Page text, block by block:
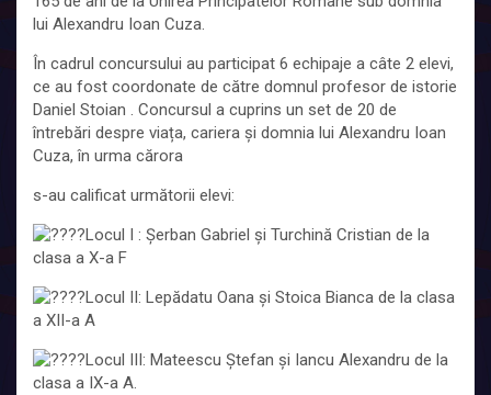
lui Alexandru Ioan Cuza.
În cadrul concursului au participat 6 echipaje a câte 2 elevi,
ce au fost coordonate de către domnul profesor de istorie
Daniel Stoian . Concursul a cuprins un set de 20 de
întrebări despre viața, cariera și domnia lui Alexandru Ioan
Cuza, în urma cărora
s-au calificat următorii elevi:
Locul I : Șerban Gabriel și Turchină Cristian de la
clasa a X-a F
Locul II: Lepădatu Oana și Stoica Bianca de la clasa
a XII-a A
Locul III: Mateescu Ștefan și Iancu Alexandru de la
clasa a IX-a A.